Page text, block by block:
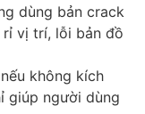
dùng bản crack
vị trí, lỗi bản đồ
không kích
giúp người dùng